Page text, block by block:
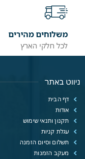
משלוחים מהירים
לכל חלקי הארץ
ניווט באתר
דף הבית
אודות
תקנון ותנאי שימוש
עגלת קניות
תשלום וסיום הזמנה
מעקב הזמנות